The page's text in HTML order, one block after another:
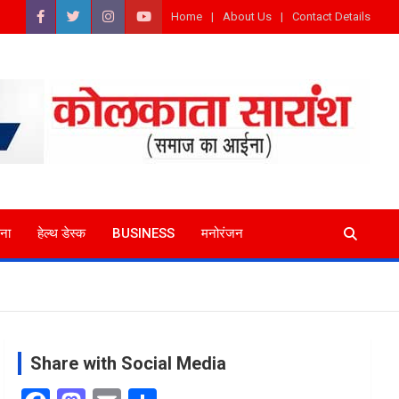
Home About Us Contact Details
हेल्थ डेस्क BUSINESS मनोरंजन
Share with Social Media